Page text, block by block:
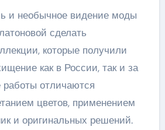
и необычное видение моды
сделать
которые получили
как в России, так и за
отличаются
цветов, применением
и оригинальных решений.